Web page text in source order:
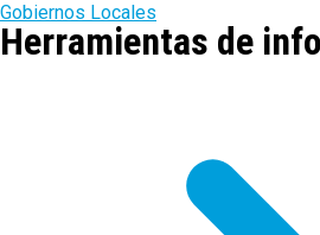
Gobiernos Locales
Herramientas de